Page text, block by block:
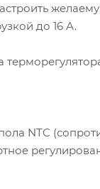
до 16 А.
NTC